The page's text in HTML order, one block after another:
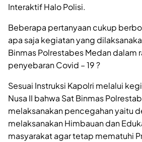
Interaktif Halo Polisi.
Beberapa pertanyaan cukup
apa saja kegiatan yang
Binmas Polrestabes Medan dalam
penyebaran Covid – 19 ?
Sesuai Instruksi Kapolri melalui
Nusa II bahwa Sat Binmas
melaksanakan pencegahan yaitu
melaksanakan Himbauan dan
masyarakat agar tetap mematuhi